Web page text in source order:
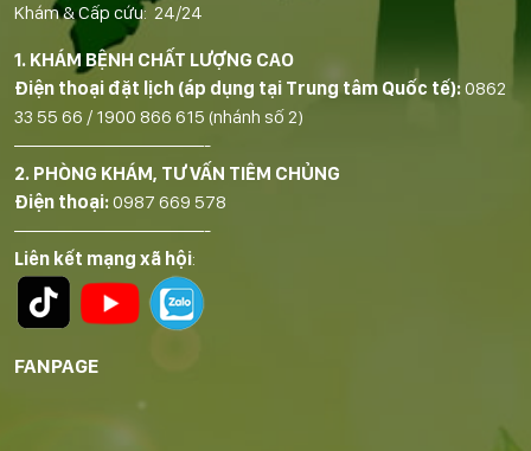
Khám & Cấp cứu: 24/24
1. KHÁM BỆNH CHẤT LƯỢNG CAO
Điện thoại đặt lịch (áp dụng tại Trung tâm Quốc tế):0862
33 55 66 / 1900 866 615 (nhánh số 2)
——————————-
2. PHÒNG KHÁM, TƯ VẤN TIÊM CHỦNG
Điện thoại:0987 669 578
——————————-
Liên kết mạng xã hội:
FANPAGE